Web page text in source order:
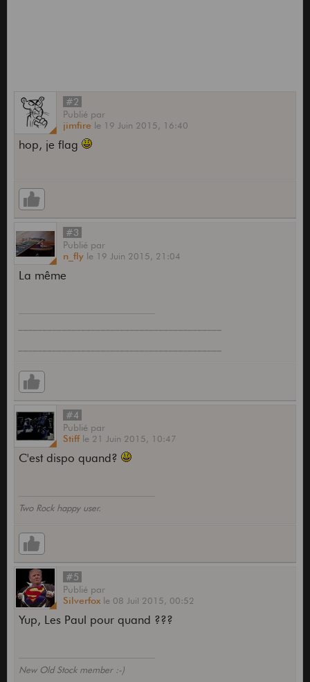
#2
Publié par
jimfire le 19 Juin 2015, 16:40
hop, je flag
#3
Publié par
n_fly le 19 Juin 2015, 21:04
La même
#4
Publié par
Stiff le 21 Juin 2015, 10:47
C'est dispo quand?
Two Rock happy user.
#5
Publié par
Silverfox le 08 Juil 2015, 00:52
Yup, Les Paul pour quand ???
New Old Stock member :-)